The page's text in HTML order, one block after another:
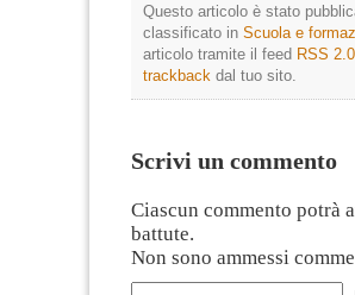
Questo articolo è stato
classificato in Scuola e
articolo tramite il feed RSS 2.0
trackback dal tuo sito.
Scrivi un commento
Ciascun commento potrà
battute.
Non sono ammessi